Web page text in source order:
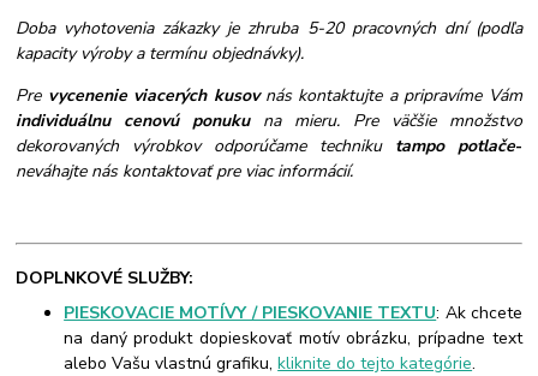
Doba vyhotovenia zákazky je zhruba 5-20 pracovných dní (podľa
kapacity výroby a termínu objednávky).
Pre vycenenie viacerých kusovnás kontaktujte a pripravíme Vám
individuálnu cenovú ponukuna mieru. Pre väčšie množstvo
dekorovaných výrobkov odporúčame techniku tampo potlače-
neváhajte nás kontaktovať pre viac informácií.
DOPLNKOVÉ SLUŽBY:
PIESKOVACIE MOTÍVY / PIESKOVANIE TEXTU: Ak chcete
na daný produkt dopieskovať motív obrázku, prípadne text
alebo Vašu vlastnú grafiku,kliknite do tejto kategórie.